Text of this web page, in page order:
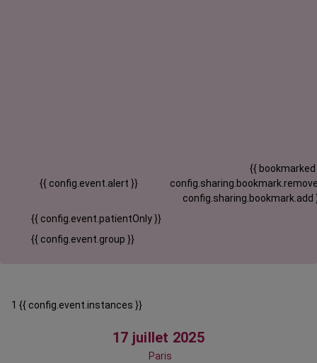
{{ config.event.alert }}
{{ bookmarked
config.sharing.bookmark.add
{{ config.event.patientOnly }}
{{ config.event.group }}
1 {{ config.event.instances }}
17 juillet 2025
Paris